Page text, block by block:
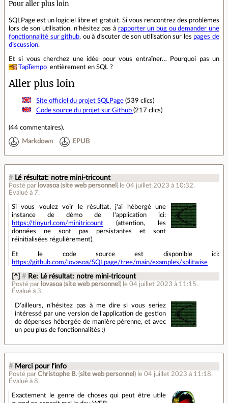
Pour aller plus loin
SQLPage est un logiciel libre et gratuit. Si vous rencontrez des problèmes
lors de son utilisation, n'hésitez pas à rapporter un bug ou demander une
fonctionnalité sur github, ou à discuter de son utilisation sur les pages de
discussion.
Et si vous cherchez une idée pour vous entraîner… Pourquoi pas un
TapTempo entièrement en SQL ?
Aller plus loin
Site officiel du projet SQLPage(539 clics)
Code source du projet sur Github (217 clics)
(44 commentaires).
Markdown EPUB
# Lé résultat: notre mini-tricount
Posté par lovasoa (site web personnel ) le 04 juillet 2023 à 10:32.
Évalué à 7.
Si vous voulez voir le résultat, j'ai hébergé une
instance de démo de l'application ici:
https://tinyurl.com/minitricount (attention, les
données ne sont pas persistantes et sont
réinitialisées régulièrement).
Et le code source est disponible ici:
https://github.com/lovasoa/SQLpage/tree/main/examples/splitwise
[^] # Re: Lé résultat: notre mini-tricount
Posté par lovasoa (site web personnel ) le 04 juillet 2023 à 11:15.
Évalué à 3.
D'ailleurs, n'hésitez pas à me dire si vous seriez
intéressé par une version de l'application de gestion
de dépenses hébergée de manière pérenne, et avec
un peu plus de fonctionnalités :)
# Merci pour l'info
Posté par Christophe B. (site web personnel ) le 04 juillet 2023 à 11:18.
Évalué à 8.
Exactement le genre de choses qui peut être utile